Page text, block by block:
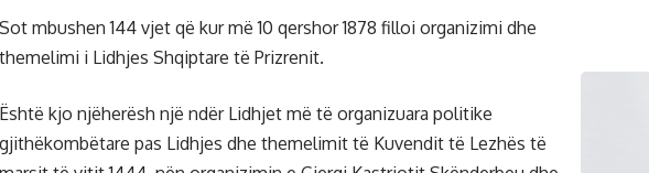
Sot mbushen 144 vjet që kur më 10 qershor 1878 filloi organizimi dhe
themelimi i Lidhjes Shqiptare të Prizrenit.
Është kjo njëherësh një ndër Lidhjet më të organizuara politike
gjithëkombëtare pas Lidhjes dhe themelimit të Kuvendit të Lezhës të